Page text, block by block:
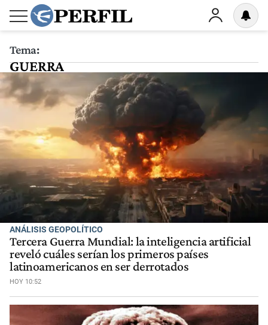
Tema:
GUERRA
ANÁLISIS GEOPOLÍTICO
Tercera Guerra Mundial: la inteligencia artificial
reveló cuáles serían los primeros países
latinoamericanos en ser derrotados
HOY 10:52